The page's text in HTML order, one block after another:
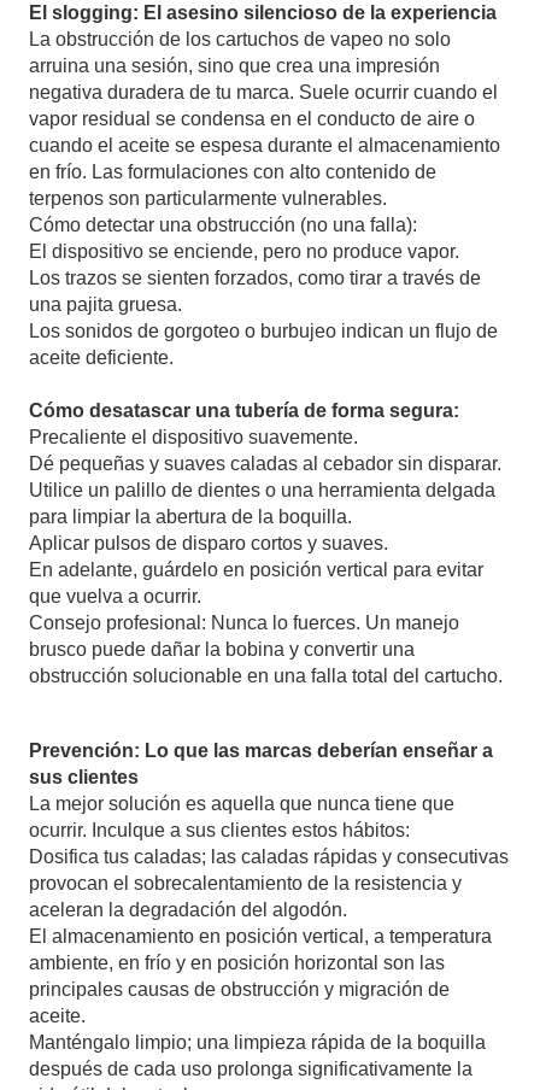
El slogging: El asesino silencioso de la experiencia
La obstrucción de los cartuchos de vapeo no solo
arruina una sesión, sino que crea una impresión
negativa duradera de tu marca. Suele ocurrir cuando el
vapor residual se condensa en el conducto de aire o
cuando el aceite se espesa durante el almacenamiento
en frío. Las formulaciones con alto contenido de
terpenos son particularmente vulnerables.
Cómo detectar una obstrucción (no una falla):
El dispositivo se enciende, pero no produce vapor.
Los trazos se sienten forzados, como tirar a través de
una pajita gruesa.
Los sonidos de gorgoteo o burbujeo indican un flujo de
aceite deficiente.
Cómo desatascar una tubería de forma segura:
Precaliente el dispositivo suavemente.
Dé pequeñas y suaves caladas al cebador sin disparar.
Utilice un palillo de dientes o una herramienta delgada
para limpiar la abertura de la boquilla.
Aplicar pulsos de disparo cortos y suaves.
En adelante, guárdelo en posición vertical para evitar
que vuelva a ocurrir.
Consejo profesional: Nunca lo fuerces. Un manejo
brusco puede dañar la bobina y convertir una
obstrucción solucionable en una falla total del cartucho.
Prevención: Lo que las marcas deberían enseñar a
sus clientes
La mejor solución es aquella que nunca tiene que
ocurrir. Inculque a sus clientes estos hábitos:
Dosifica tus caladas; las caladas rápidas y consecutivas
provocan el sobrecalentamiento de la resistencia y
aceleran la degradación del algodón.
El almacenamiento en posición vertical, a temperatura
ambiente, en frío y en posición horizontal son las
principales causas de obstrucción y migración de
aceite.
Manténgalo limpio; una limpieza rápida de la boquilla
después de cada uso prolonga significativamente la